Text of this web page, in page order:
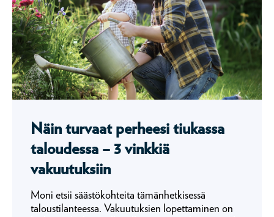
Näin turvaat perheesi tiukassa
taloudessa – 3 vinkkiä
vakuutuksiin
Moni etsii säästökohteita tämänhetkisessä
taloustilanteessa. Vakuutuksien lopettaminen on